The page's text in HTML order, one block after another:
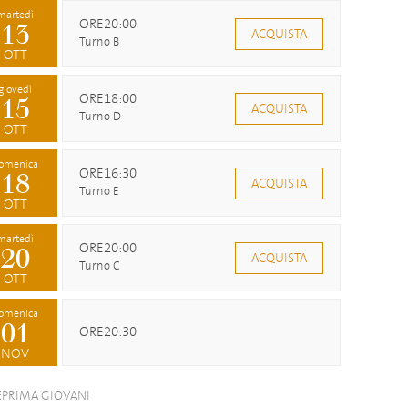
13
OTT
ORE20:00
Turno B ACQUISTA
15
OTT
ORE18:00
Turno D ACQUISTA
18
OTT
ORE16:30
Turno E ACQUISTA
20
OTT
ORE20:00
Turno C ACQUISTA
01
NOV
ORE20:30
GIOVANI